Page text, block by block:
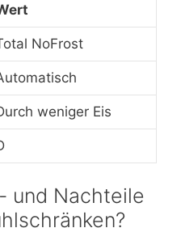
NoFrost
weniger Eis
und Nachteile